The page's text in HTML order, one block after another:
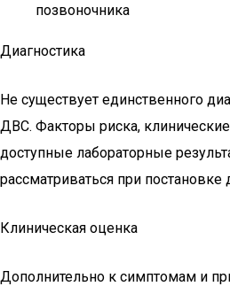
позвоночника
Диагностика
Не существует единственного
ДВС. Факторы риска,
доступные лабораторные
рассматриваться при постановке
Клиническая оценка
Дополнительно к симптомам и